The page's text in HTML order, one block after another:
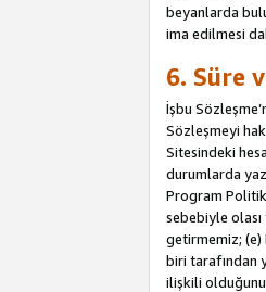
beyanlarda
ima edilmesi
6. Süre
İşbu
Sözleşmeyi
Sitesindeki
durumlarda
Program
sebebiyle
getirmemiz; (e)
biri tarafından
ilişkili olduğunu